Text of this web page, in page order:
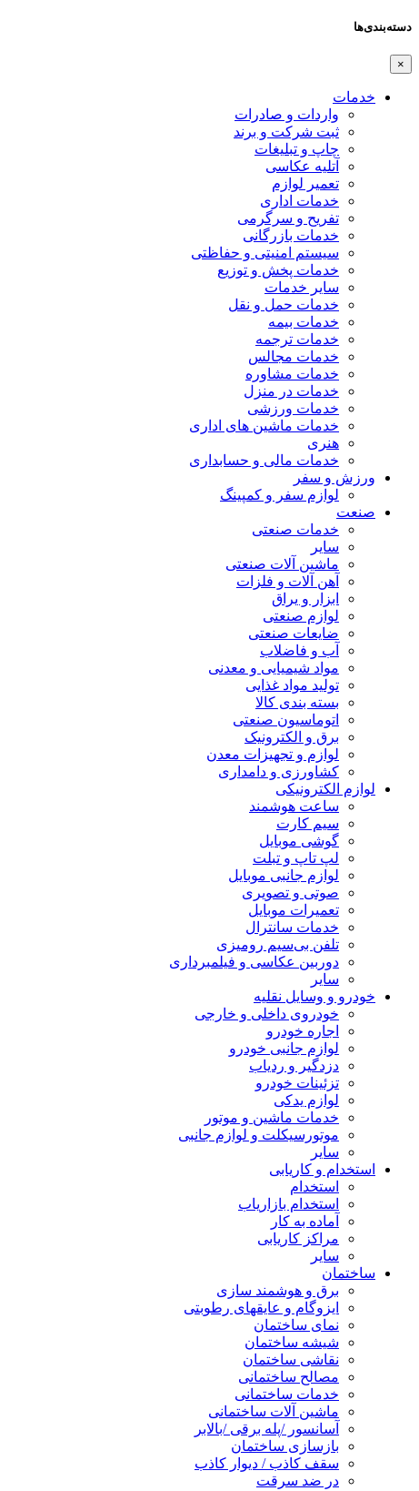
دسته‌بندی‌ها
×
خدمات
واردات و صادرات
ثبت شرکت و برند
چاپ و تبلیغات
آتلیه عکاسی
تعمیر لوازم
خدمات اداری
تفریح و سرگرمی
خدمات بازرگانی
سیستم امنیتی و حفاظتی
خدمات پخش و توزیع
سایر خدمات
خدمات حمل و نقل
خدمات بیمه
خدمات ترجمه
خدمات مجالس
خدمات مشاوره
خدمات در منزل
خدمات ورزشی
خدمات ماشین های اداری
هنری
خدمات مالی و حسابداری
ورزش و سفر
لوازم سفر و کمپینگ
صنعت
خدمات صنعتی
سایر
ماشین آلات صنعتی
آهن آلات و فلزات
ابزار و یراق
لوازم صنعتی
ضایعات صنعتی
آب و فاضلاب
مواد شیمیایی و معدنی
تولید مواد غذایی
بسته بندی کالا
اتوماسیون صنعتی
برق و الکترونیک
لوازم و تجهیزات معدن
کشاورزی و دامداری
لوازم الکترونیکی
ساعت هوشمند
سیم کارت
گوشی موبایل
لپ تاپ و تبلت
لوازم جانبی موبایل
صوتی و تصویری
تعمیرات موبایل
خدمات سانترال
تلفن بی‌سیم رومیزی
دوربین عکاسی و فیلمبرداری
سایر
خودرو و وسایل نقلیه
خودروی داخلی و خارجی
اجاره خودرو
لوازم جانبی خودرو
دزدگیر و ردیاب
تزئینات خودرو
لوازم یدکی
خدمات ماشین و موتور
موتورسیکلت و لوازم جانبی
سایر
استخدام و کاریابی
استخدام
استخدام بازاریاب
آماده به کار
مراکز کاریابی
سایر
ساختمان
برق و هوشمند سازی
ایزوگام و عایقهای رطوبتی
نمای ساختمان
شیشه ساختمان
نقاشی ساختمان
مصالح ساختمانی
خدمات ساختمانی
ماشین آلات ساختمانی
آسانسور /پله برقی /بالابر
بازسازی ساختمان
سقف کاذب / دیوار کاذب
در ضد سرقت